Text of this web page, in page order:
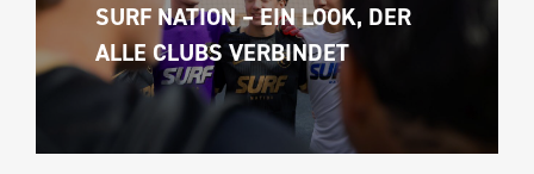
SURF NATION – EIN LOOK, DER
ALLE CLUBS VERBINDET